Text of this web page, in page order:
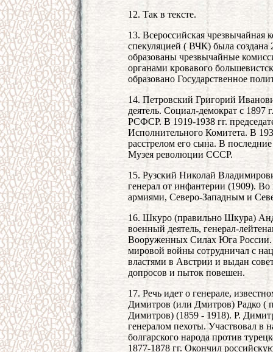
12. Так в тексте.
13. Всероссийская чрезвычайная
спекуляцией ( ВЧК) была создана
образованы чрезвычайные
органами кровавого
образовано Государственное
14. Петровский Григорий
деятель. Социал-демократ с 1897
РСФСР. В 1919-1938 гг.
Исполнительного Комитета. В
расстрелом его сына. В
Музея революции СССР.
15. Рузский Николай
генерал от инфантерии (1909).
армиями, Северо-Западным и
16. Шкуро (правильно Шкура)
военный деятель, генерал-
Вооруженных Силах Юга России.
мировой войны сотрудничал с
властями в Австрии и выдан
допросов и пыток повешен.
17. Речь идет о генерале,
Димитров (или Дмитров) Радко (
Димитров) (1859 - 1918). Р.
генералом пехоты. Участвовал в
болгарского народа против
1877-1878 гг. Окончил